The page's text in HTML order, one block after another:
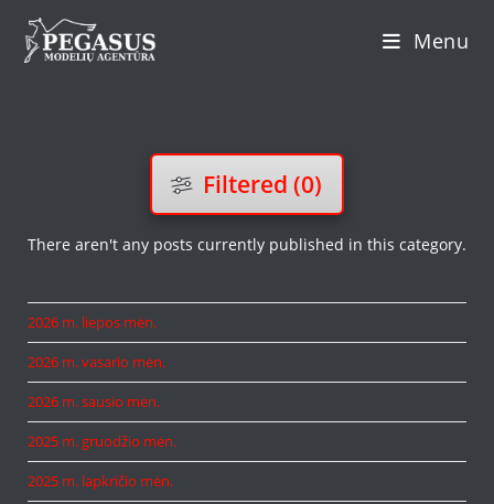
content
Menu
Filtered (0)
There aren't any posts currently published in this category.
2026 m. liepos mėn.
2026 m. vasario mėn.
2026 m. sausio mėn.
2025 m. gruodžio mėn.
2025 m. lapkričio mėn.